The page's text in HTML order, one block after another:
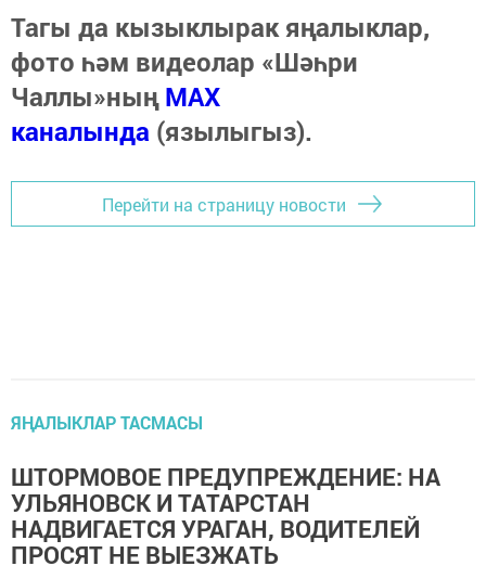
Тагы да кызыклырак яңалыклар,
фото һәм видеолар «Шәһри
Чаллы»ныңMAX
каналында (язылыгыз).
Перейти на страницу новости
ЯҢАЛЫКЛАР ТАСМАСЫ
ШТОРМОВОЕ ПРЕДУПРЕЖДЕНИЕ: НА
УЛЬЯНОВСК И ТАТАРСТАН
НАДВИГАЕТСЯ УРАГАН, ВОДИТЕЛЕЙ
ПРОСЯТ НЕ ВЫЕЗЖАТЬ